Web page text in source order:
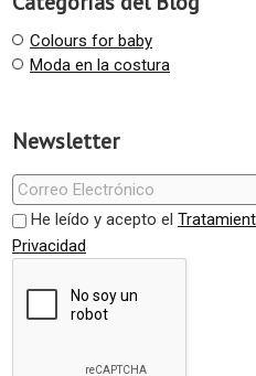
Colours for baby
Moda en la costura
Newsletter
He leído y acepto el
Privacidad